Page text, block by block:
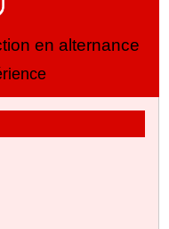
en alternance